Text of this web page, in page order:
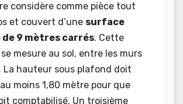
considère comme pièce tout
et couvert d’une surface
de 9 mètres carrés. Cette
mesure au sol, entre les murs
La hauteur sous plafond doit
moins 1,80 mètre pour que
comptabilisé. Un troisième